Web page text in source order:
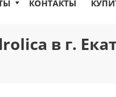
КОНТАКТЫ
в г.